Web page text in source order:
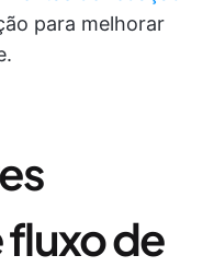
para melhorar
de